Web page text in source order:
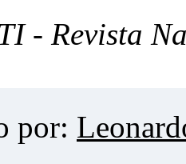
- Revista
por: